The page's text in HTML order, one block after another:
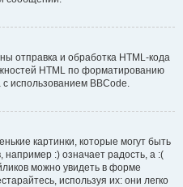
отправка и обработка HTML-кода
HTML по форматированию
использованием BBCode.
картинки, которые могут быть
:) означает радость, а :(
можно увидеть в форме
используя их: они легко